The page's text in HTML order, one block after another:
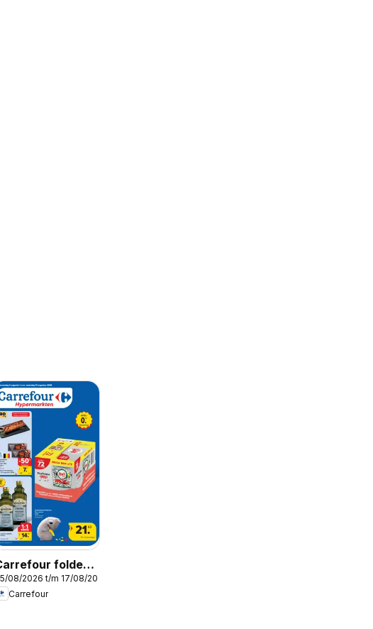
folder
32
08/2026 t/m 17/08/2026
Carrefour